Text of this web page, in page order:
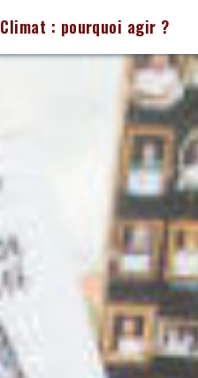
Climat : pourquoi agir ?